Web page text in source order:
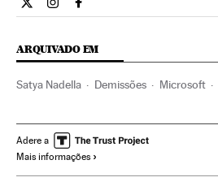
Economia El País Brasil en Twitter
Economia El País Brasil en
Economia El País Brasil
ARQUIVADO EM
Satya Nadella Demissões Microsoft
Trabalho Sociedade
Adere a
Mais informações